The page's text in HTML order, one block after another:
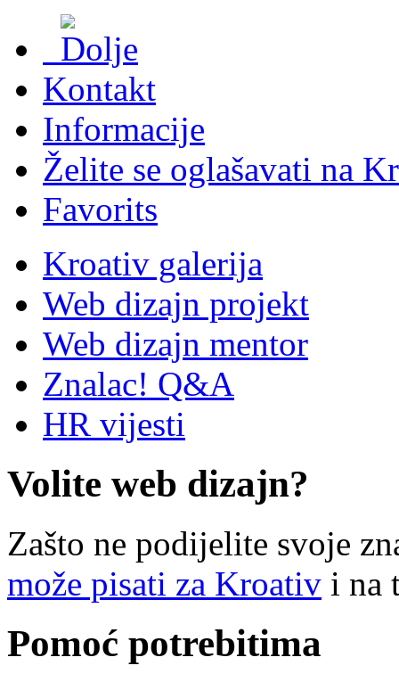
Kontakt
Informacije
Želite se oglašavati na
Favorits
Kroativ galerija
Web dizajn projekt
Web dizajn mentor
Znalac! Q&A
HR vijesti
Volite web dizajn?
Zašto ne podijelite svoje
može pisati za Kroativ i na
Pomoć potrebitima